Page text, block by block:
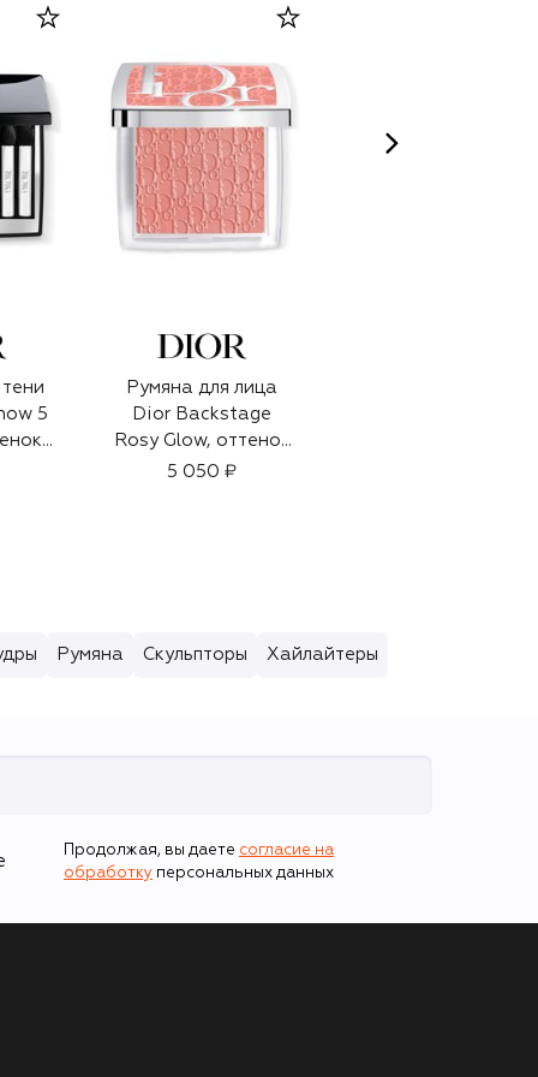
5
Румяна для лица
Dior Backstage
Rosy Glow, оттенок
103 Ириска (4,5g)
5 050 ₽
Румяна Скульпторы Хайлайтеры
Продолжая, вы даете согласие на
обработку персональных данных